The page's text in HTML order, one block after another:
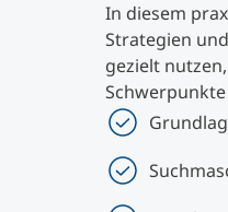
In diesem
Strategien
gezielt